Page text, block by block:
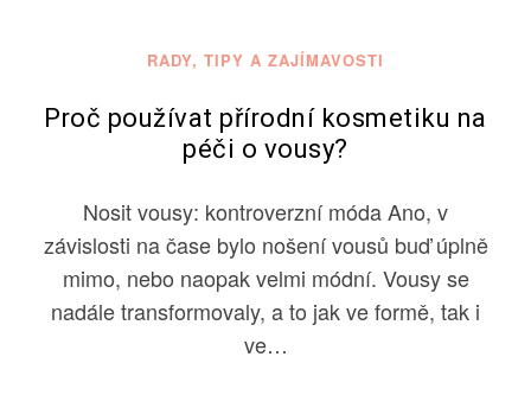
RADY, TIPY A ZAJÍMAVOSTI
Proč používat přírodní kosmetiku na
péči o vousy?
Nosit vousy: kontroverzní móda Ano, v
závislosti na čase bylo nošení vousů buď úplně
mimo, nebo naopak velmi módní. Vousy se
nadále transformovaly, a to jak ve formě, tak i
ve…